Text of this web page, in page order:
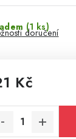
(1 ks)
doručení
Kč